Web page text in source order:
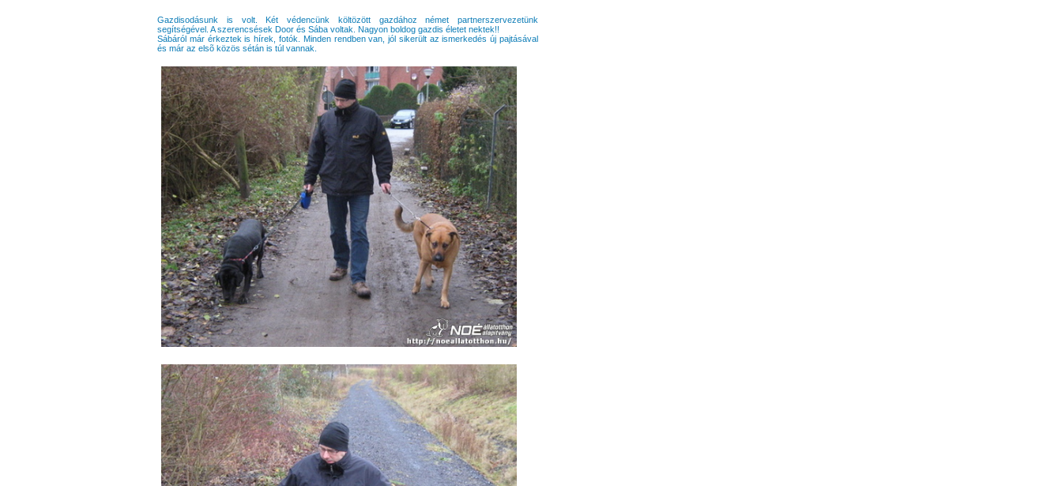
Gazdisodásunk is volt. Két védencünk költözött gazdához német partnerszervezetünk
segítségével. A szerencsések Door és Sába voltak. Nagyon boldog gazdis életet nektek!!
Sábáról már érkeztek is hírek, fotók. Minden rendben van, jól sikerült az ismerkedés új pajtásával
és már az elsõ közös sétán is túl vannak.